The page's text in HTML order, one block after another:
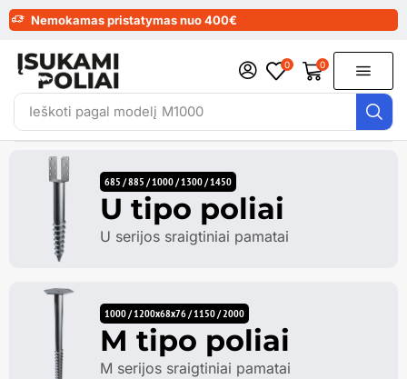
Nemokamas pristatymas nuo 400€
Ieškoti pagal modelį M1000
0 0
685 / 885 / 1000 / 1300 / 1450
U tipo poliai
U serijos sraigtiniai pamatai
1000 / 1200x68x76 / 1150 / 2000
M tipo poliai
M serijos sraigtiniai pamatai